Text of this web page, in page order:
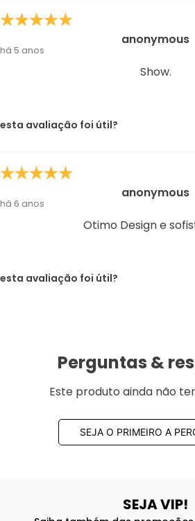
anonymous
há 5 anos
Show.
esta avaliação foi útil?
anonymous
há 6 anos
Otimo Design e
esta avaliação foi útil?
Perguntas &
Este produto ainda não
SEJA O PRIMEIRO A
SEJA VIP!